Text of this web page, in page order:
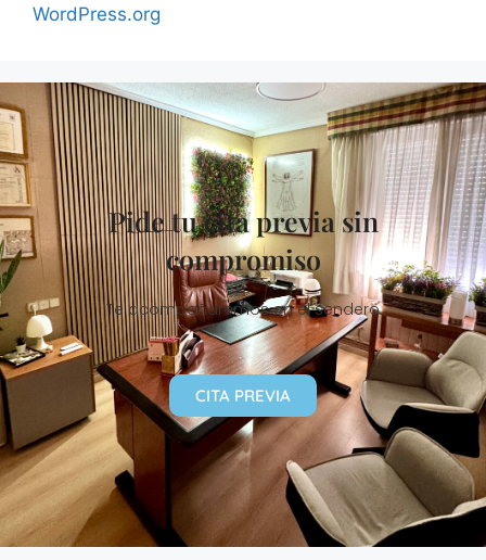
WordPress.org
Pide tu cita previa sin
compromiso
Te acompañaremos en el sendero
CITA PREVIA